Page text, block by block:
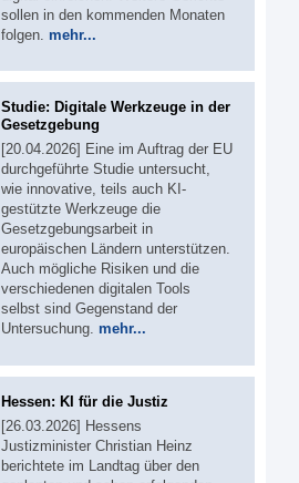
sollen in den kommenden Monaten
folgen. mehr...
Studie: Digitale Werkzeuge in der
Gesetzgebung
[20.04.2026] Eine im Auftrag der EU
durchgeführte Studie untersucht,
wie innovative, teils auch KI-
gestützte Werkzeuge die
Gesetzgebungsarbeit in
europäischen Ländern unterstützen.
Auch mögliche Risiken und die
verschiedenen digitalen Tools
selbst sind Gegenstand der
Untersuchung. mehr...
Hessen: KI für die Justiz
[26.03.2026] Hessens
Justizminister Christian Heinz
berichtete im Landtag über den